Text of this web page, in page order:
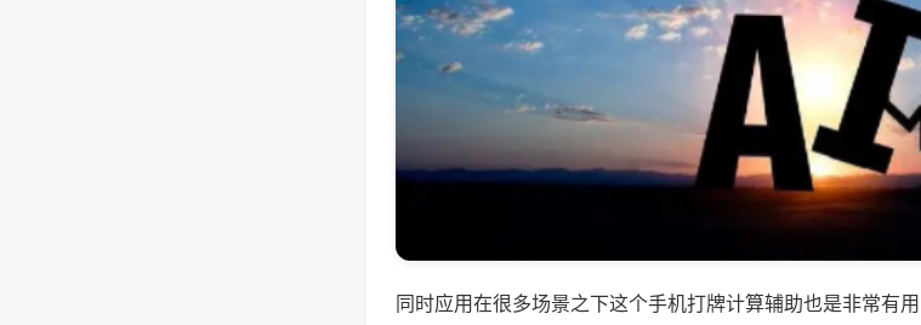
同时应用在很多场景之下这个手机打牌计算辅助也是非常有